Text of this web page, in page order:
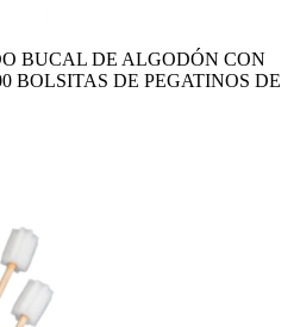
BUCAL DE ALGODÓN CON
BOLSITAS DE PEGATINOS DE